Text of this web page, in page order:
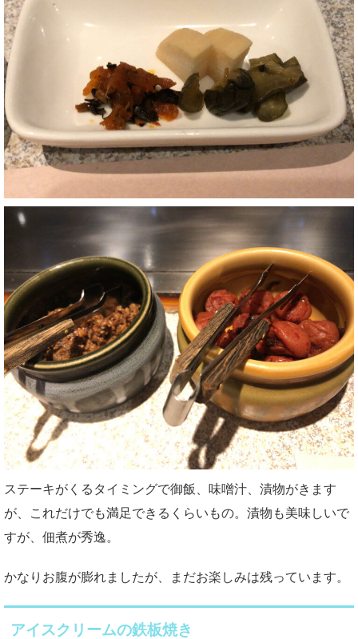
ステーキがくるタイミングで御飯、味噌汁、漬物がきます
が、これだけでも満足できるくらいもの。漬物も美味しいで
すが、佃煮が秀逸。
かなりお腹が膨れましたが、まだお楽しみは残っています。
アイスクリームの鉄板焼き